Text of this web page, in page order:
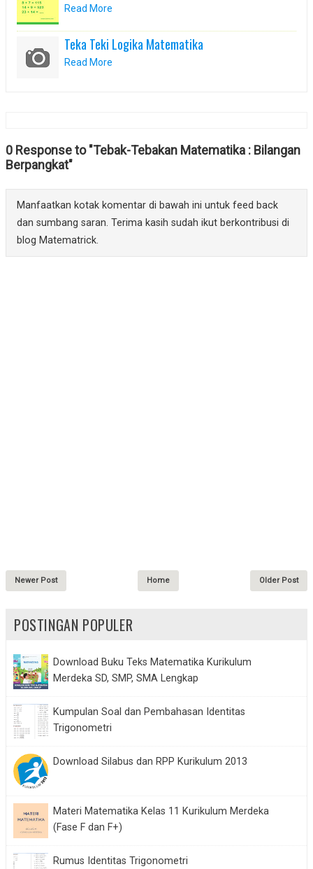
Read More
Teka Teki Logika Matematika
Read More
0 Response to "Tebak-Tebakan Matematika : Bilangan
Berpangkat"
Manfaatkan kotak komentar di bawah ini untuk feed back
dan sumbang saran. Terima kasih sudah ikut berkontribusi di
blog Matematrick.
Newer Post Older Post
Home
POSTINGAN POPULER
Download Buku Teks Matematika Kurikulum
Merdeka SD, SMP, SMA Lengkap
Kumpulan Soal dan Pembahasan Identitas
Trigonometri
Download Silabus dan RPP Kurikulum 2013
Materi Matematika Kelas 11 Kurikulum Merdeka
(Fase F dan F+)
Rumus Identitas Trigonometri